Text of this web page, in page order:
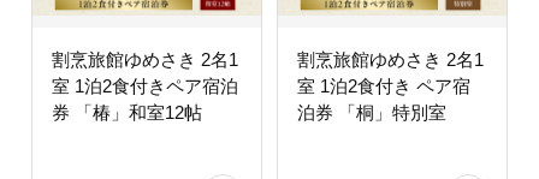
割烹旅館ゆめさき 2名1
室 1泊2食付きペア宿泊
券 「椿」和室12帖
割烹旅館ゆめさき 2名1
室 1泊2食付き ペア宿
泊券 「桐」特別室